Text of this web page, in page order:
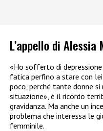
L’appello di Alessia
«Ho sofferto di
fatica perfino a stare con
poco, perché tante donne
situazione», è il ricordo
gravidanza. Ma anche un
problema che interessa le
femminile.